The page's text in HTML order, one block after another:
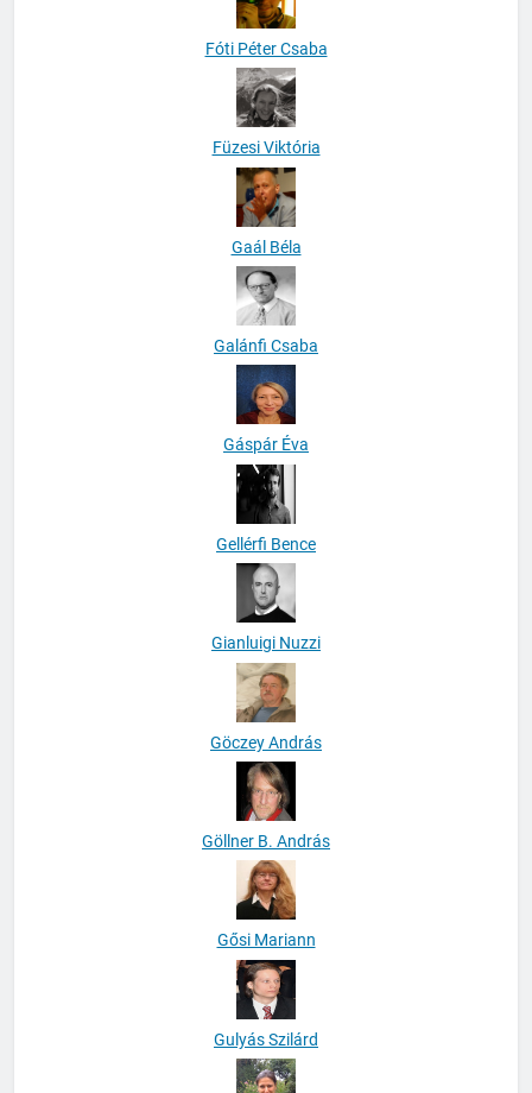
Fóti Péter Csaba
Füzesi Viktória
Gaál Béla
Galánfi Csaba
Gáspár Éva
Gellérfi Bence
Gianluigi Nuzzi
Göczey András
Göllner B. András
Gősi Mariann
Gulyás Szilárd